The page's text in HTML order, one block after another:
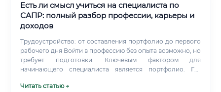
необходимых для прохождения государственной
экспертизы и получения разрешения на строительство.
Есть ли смысл учиться на специалиста по
САПР: полный разбор профессии, карьеры и
доходов
Трудоустройство: от составления портфолио до первого
рабочего дня Войти в профессию без опыта возможно, но
требует подготовки. Ключевым фактором для
начинающего специалиста является портфолио. Где
конструкторские бюро, строительные компании,
Читать статью →